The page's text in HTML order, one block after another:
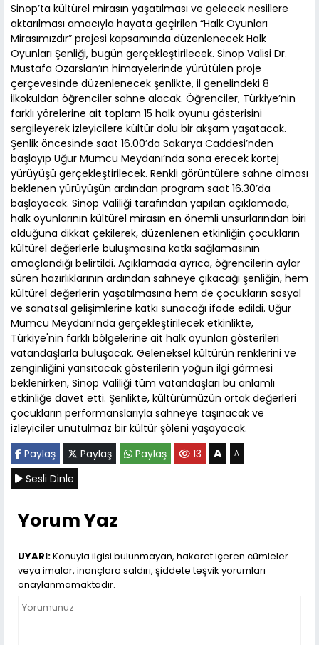
Sinop’ta kültürel mirasın yaşatılması ve gelecek nesillere
aktarılması amacıyla hayata geçirilen “Halk Oyunları
Mirasımızdır” projesi kapsamında düzenlenecek Halk
Oyunları Şenliği, bugün gerçekleştirilecek. Sinop Valisi Dr.
Mustafa Özarslan’ın himayelerinde yürütülen proje
çerçevesinde düzenlenecek şenlikte, il genelindeki 8
ilkokuldan öğrenciler sahne alacak. Öğrenciler, Türkiye’nin
farklı yörelerine ait toplam 15 halk oyunu gösterisini
sergileyerek izleyicilere kültür dolu bir akşam yaşatacak.
Şenlik öncesinde saat 16.00’da Sakarya Caddesi’nden
başlayıp Uğur Mumcu Meydanı’nda sona erecek kortej
yürüyüşü gerçekleştirilecek. Renkli görüntülere sahne olması
beklenen yürüyüşün ardından program saat 16.30’da
başlayacak. Sinop Valiliği tarafından yapılan açıklamada,
halk oyunlarının kültürel mirasın en önemli unsurlarından biri
olduğuna dikkat çekilerek, düzenlenen etkinliğin çocukların
kültürel değerlerle buluşmasına katkı sağlamasının
amaçlandığı belirtildi. Açıklamada ayrıca, öğrencilerin aylar
süren hazırlıklarının ardından sahneye çıkacağı şenliğin, hem
kültürel değerlerin yaşatılmasına hem de çocukların sosyal
ve sanatsal gelişimlerine katkı sunacağı ifade edildi. Uğur
Mumcu Meydanı’nda gerçekleştirilecek etkinlikte,
Türkiye'nin farklı bölgelerine ait halk oyunları gösterileri
vatandaşlarla buluşacak. Geleneksel kültürün renklerini ve
zenginliğini yansıtacak gösterilerin yoğun ilgi görmesi
beklenirken, Sinop Valiliği tüm vatandaşları bu anlamlı
etkinliğe davet etti. Şenlikte, kültürümüzün ortak değerleri
çocukların performanslarıyla sahneye taşınacak ve
izleyiciler unutulmaz bir kültür şöleni yaşayacak.
Paylaş
Paylaş Paylaş 13 A A
Sesli Dinle
Yorum Yaz
UYARI:Konuyla ilgisi bulunmayan, hakaret içeren cümleler
veya imalar, inançlara saldırı, şiddete teşvik yorumları
onaylanmamaktadır.